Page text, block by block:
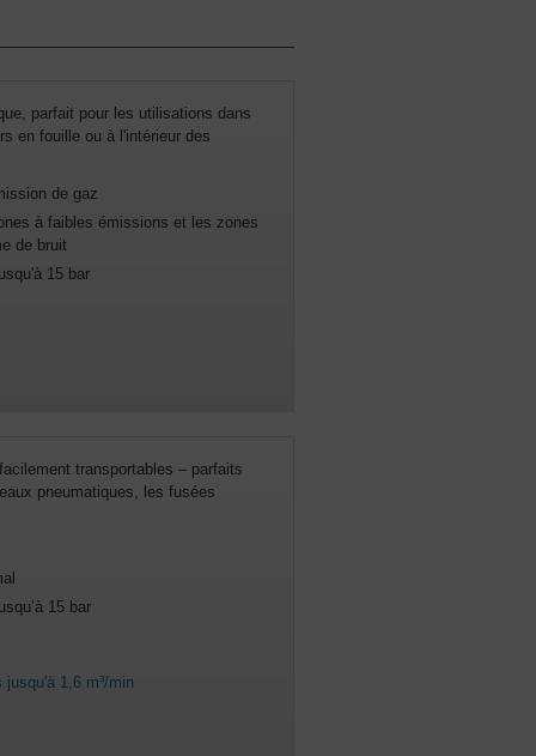
parfait pour les utilisations dans
en fouille ou à l'intérieur des
de gaz
à faibles émissions et les zones
de bruit
15 bar
transportables – parfaits
pneumatiques, les fusées
15 bar
1,6 m³/min